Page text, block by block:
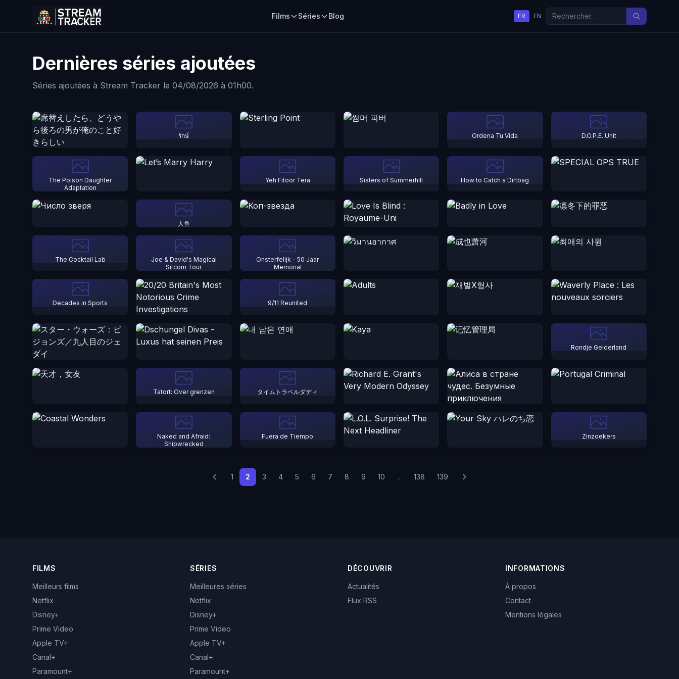
Films Séries Blog FR EN
Dernières séries ajoutées
Séries ajoutées à Stream Tracker le 04/08/2026 à 01h00.
รักษ์ Ordena Tu Vida D.O.P.E. Unit
The Poison Daughter
Adaptation
Yeh Fitoor Tera Sisters of Summerhill How to Catch a Dirtbag
人鱼
The Cocktail Lab
Joe & David's Magical
Sitcom Tour
Onsterfelijk - 50 Jaar
Memorial
Decades in Sports 9/11 Reunited
Rondje Gelderland
Tatort: Over grenzen タイムトラベルダディ
Naked and Afraid:
Shipwrecked
Fuera de Tiempo Zinzoekers
1 2 3 4 5 6 7 8 9 10 ... 138 139
FILMS
Meilleurs films
Netflix
Disney+
Prime Video
Apple TV+
Canal+
Paramount+
SÉRIES
Meilleures séries
Netflix
Disney+
Prime Video
Apple TV+
Canal+
Paramount+
DÉCOUVRIR
Actualités
Flux RSS
INFORMATIONS
À propos
Contact
Mentions légales